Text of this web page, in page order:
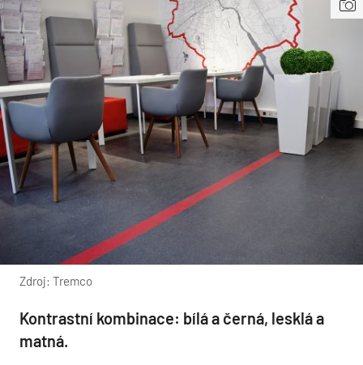
Zdroj: Tremco
Kontrastní kombinace: bílá a černá, lesklá a
matná.